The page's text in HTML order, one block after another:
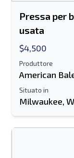
Pressa per
usata
$4,500
Produttore
American
Situato in
Milwaukee,